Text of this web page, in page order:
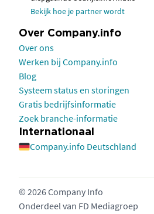
Bekijk hoe je partner wordt
Over Company.info
Over ons
Werken bij Company.info
Blog
Systeem status en storingen
Gratis bedrijfsinformatie
Zoek branche-informatie
Internationaal
Company.info Deutschland
© 2026 Company Info
Onderdeel van FD Mediagroep